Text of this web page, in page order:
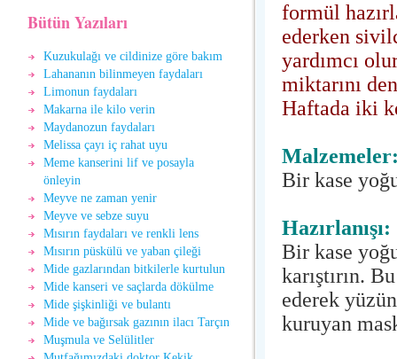
Bütün Yazıları
Kuzukulağı ve cildinize göre bakım
Lahananın bilinmeyen faydaları
Limonun faydaları
Makarna ile kilo verin
Maydanozun faydaları
Melissa çayı iç rahat uyu
Meme kanserini lif ve posayla
önleyin
Meyve ne zaman yenir
Meyve ve sebze suyu
Mısırın faydaları ve renkli lens
Mısırın püskülü ve yaban çileği
Mide gazlarından bitkilerle kurtulun
Mide kanseri ve saçlarda dökülme
Mide şişkinliği ve bulantı
Mide ve bağırsak gazının ilacı Tarçın
Muşmula ve Selülitler
formül
ederken
yardımcı
miktarını
Haftada iki
Bir kase
Hazırlanışı:
Bir kase
karıştırın.
ederek
kuruyan